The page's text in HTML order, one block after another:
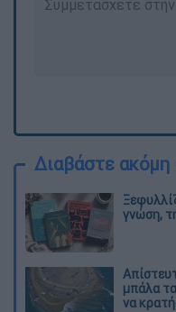
Διαβάστε ακόμη
γνώση,
μπάλα
να